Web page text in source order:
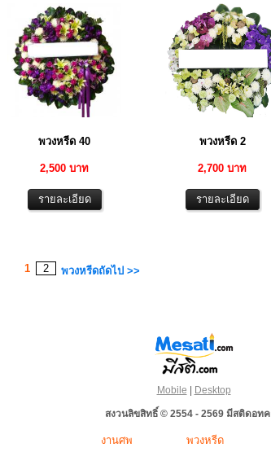
พวงหรีด 40
2,500 บาท
พวงหรีด 2
2,700 บาท
1 2 พวงหรีดถัดไป >>
Mobile | Desktop
สงวนลิขสิทธิ์ © 2554 - 2569 มีสติดอท
งานศพ พวงหรีด